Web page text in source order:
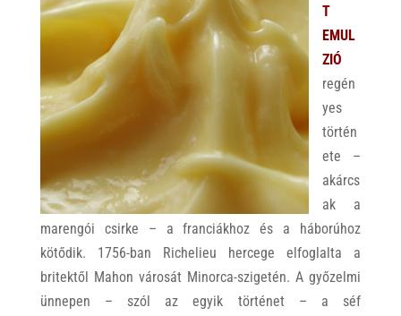
T
EMUL
ZIÓ
regén
yes
történ
ete –
akárcs
ak a
marengói csirke – a franciákhoz és a háborúhoz
kötődik. 1756-ban Richelieu hercege elfoglalta a
britektől Mahon városát Minorca-szigetén. A győzelmi
ünnepen – szól az egyik történet – a séf